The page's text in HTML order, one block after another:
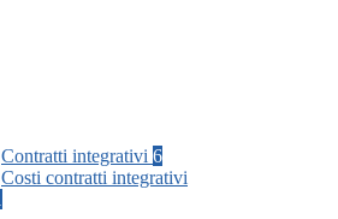
Contratti integrativi 6
Costi contratti integrativi